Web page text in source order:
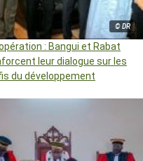
© DR
: Bangui et Rabat
leur dialogue sur les
du développement